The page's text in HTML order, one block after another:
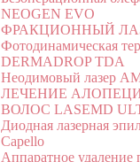
NEOGEN EVO
ФРАКЦИОННЫЙ
Фотодинамическая
DERMADROP TDA
Неодимовый лазер
ЛЕЧЕНИЕ
ВОЛОС LASEMD
Диодная лазерная
Capello
Аппаратное удаление